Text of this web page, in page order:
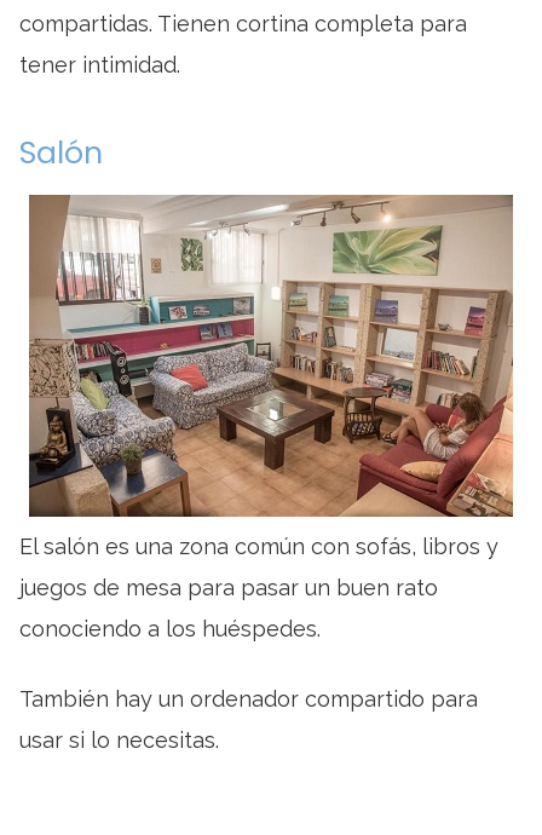
compartidas. Tienen cortina completa para
tener intimidad.
Salón
El salón es una zona común con sofás, libros y
juegos de mesa para pasar un buen rato
conociendo a los huéspedes.
También hay un ordenador compartido para
usar si lo necesitas.